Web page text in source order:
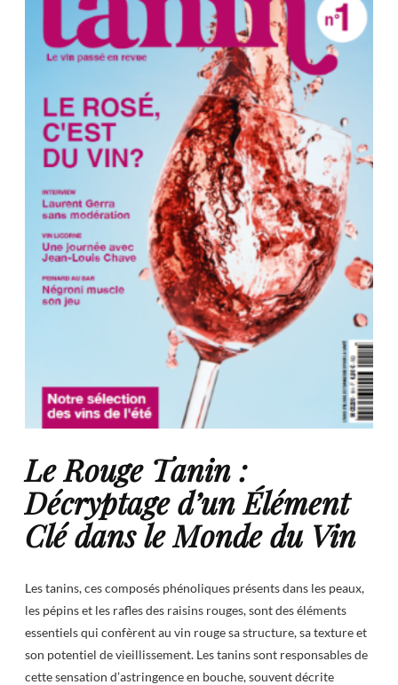
Le Rouge Tanin :
Décryptage d’un Élément
Clé dans le Monde du Vin
Les tanins, ces composés phénoliques présents dans les peaux,
les pépins et les rafles des raisins rouges, sont des éléments
essentiels qui confèrent au vin rouge sa structure, sa texture et
son potentiel de vieillissement. Les tanins sont responsables de
cette sensation d’astringence en bouche, souvent décrite